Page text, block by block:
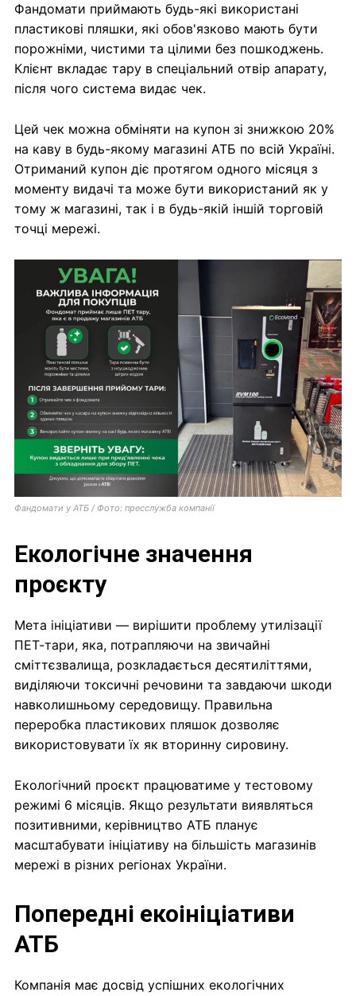
Фандомати приймають будь-які використані
пластикові пляшки, які обов'язково мають бути
порожніми, чистими та цілими без пошкоджень.
Клієнт вкладає тару в спеціальний отвір апарату,
після чого система видає чек.
Цей чек можна обміняти на купон зі знижкою 20%
на каву в будь-якому магазині АТБ по всій Україні.
Отриманий купон діє протягом одного місяця з
моменту видачі та може бути використаний як у
тому ж магазині, так і в будь-якій іншій торговій
точці мережі.
Фандомати у АТБ / Фото: пресслужба компанії
Екологічне значення
проєкту
Мета ініціативи — вирішити проблему утилізації
ПЕТ-тари, яка, потрапляючи на звичайні
сміттєзвалища, розкладається десятиліттями,
виділяючи токсичні речовини та завдаючи шкоди
навколишньому середовищу. Правильна
переробка пластикових пляшок дозволяє
використовувати їх як вторинну сировину.
Екологічний проєкт працюватиме у тестовому
режимі 6 місяців. Якщо результати виявляться
позитивними, керівництво АТБ планує
масштабувати ініціативу на більшість магазинів
мережі в різних регіонах України.
Попередні екоініціативи
АТБ
Компанія має досвід успішних екологічних